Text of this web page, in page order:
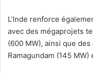
L’Inde renforce
avec des mégaprojets
(600 MW), ainsi que
Ramagundam (145 MW)